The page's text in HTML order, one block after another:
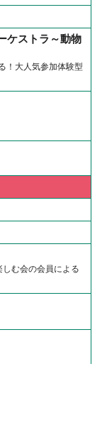
ケストラ～動物
！大人気参加体験型
む会の会員による